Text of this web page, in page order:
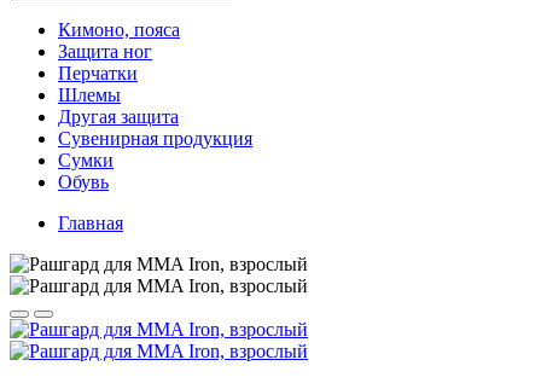
Кимоно, пояса
Защита ног
Перчатки
Шлемы
Другая защита
Сувенирная продукция
Сумки
Обувь
Главная